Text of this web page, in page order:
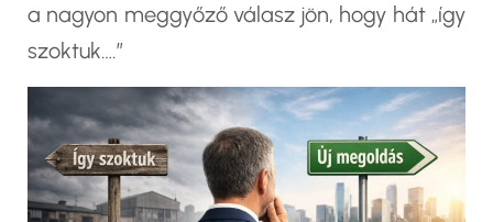
a nagyon meggyőző válasz jön, hogy hát „így
szoktuk….”